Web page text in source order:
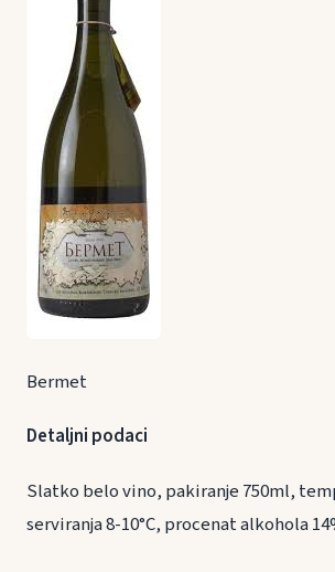
Bermet
Detaljni podaci
Slatko belo vino, pakiranje 750ml,
serviranja 8-10°C, procenat alkohola